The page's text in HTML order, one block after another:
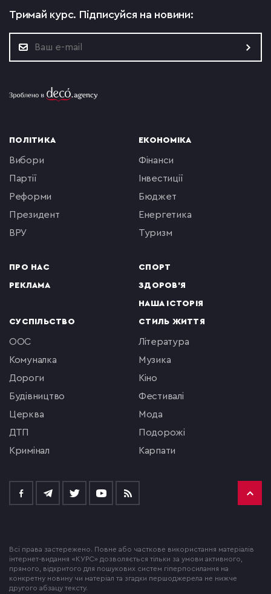
Тримай курс. Підписуйся на новини:
ПОЛІТИКА
вибори
партії
реформи
президент
ВРУ
ПРО НАС
РЕКЛАМА
ЕКОНОМІКА
фінанси
інвестиції
бюджет
енергетика
туризм
СПОРТ
ЗДОРОВ'Я
НАША ІСТОРІЯ
СУСПІЛЬСТВО
ООС
комуналка
Дороги
будівництво
церква
ДТП
кримінал
СТИЛЬ ЖИТТЯ
література
музика
кіно
фестивалі
мода
подорожі
Карпати
Всі права застережено. Повне або часткове використання матеріалів
інтернет-видання «КУРС» дозволяється тільки за умови активного,
прямого, відкритого для пошукових систем гіперпосилання на
конкретну новину чи матеріал та згадки першоджерела не нижче
другого абзацу тексту.